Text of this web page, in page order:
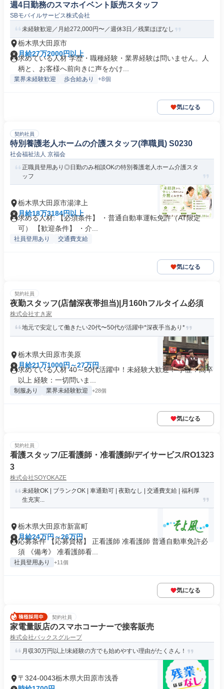
週4日勤務のスマホイベント販売スタッフ
SBモバイルサービス株式会社
未経験歓迎／月給272,000円〜／週休3日／残業ほぼなし
栃木県大田原市
月給27万2000円以上
求めている人材 学歴・職種経験・業界経験は問いません。人
柄と、お客様へ前向きに声をかけ...
業界未経験歓迎 歩合給あり +8個
気になる
契約社員
特別養護老人ホームの介護スタッフ(準職員) S0230
社会福祉法人 京福会
正職員登用あり◎日勤のみ相談OKの特別養護老人ホーム介護スタ
ッフ
栃木県大田原市湯津上
月給18万3184円以上
求める人材: 【必須条件】 ・普通自動車運転免許（AT限定
可） 【歓迎条件】 ・介...
社員登用あり 交通費支給
気になる
契約社員
夜勤スタッフ(店舗深夜帯担当)|月160hフルタイム必須
株式会社すき家
地元で安定して働きたい20代〜50代が活躍中*深夜手当あり*
栃木県大田原市美原
月給21万1000円～27万円
求めている人材 40～50代活躍中！未経験大歓迎！ 学歴：高卒
以上 経験：一切問いま...
制服あり 業界未経験歓迎 +28個
気になる
契約社員
看護スタッフ/正看護師・准看護師/デイサービス/RO1323
3
株式会社SOYOKAZE
未経験OK | ブランクOK | 車通勤可 | 夜勤なし | 交通費支給 | 福利厚
生充実...
栃木県大田原市新富町
月給24万円～26万円
応募条件 【応募資格】 正看護師 准看護師 普通自動車免許必
須 《備考》 准看護師看...
社員登用あり +11個
気になる
契約社員
家電量販店のスマホコーナーで接客販売
株式会社バックスグループ
月収30万円以上!未経験の方でも始めやすい理由がたくさん！
〒324-0043栃木県大田原市浅香